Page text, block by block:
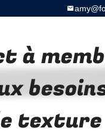
à
texture